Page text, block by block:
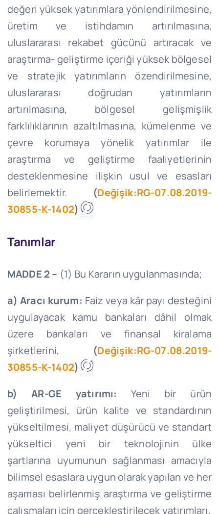
değeri yüksek yatırımlara yönlendirilmesine,
üretim ve istihdamın artırılmasına,
uluslararası rekabet gücünü artıracak ve
araştırma- geliştirme içeriği yüksek bölgesel
ve stratejik yatırımların özendirilmesine,
uluslararası doğrudan yatırımların
artırılmasına, bölgesel gelişmişlik
farklılıklarının azaltılmasına, kümelenme ve
çevre korumaya yönelik yatırımlar ile
araştırma ve geliştirme faaliyetlerinin
desteklenmesine ilişkin usul ve esasları
belirlemektir. (Değişik:RG-07.08.2019-
30855-K-1402)
Tanımlar
MADDE 2 – (1) Bu Kararın uygulanmasında;
a) Aracı kurum: Faiz veya kâr payı desteğini
uygulayacak kamu bankaları dâhil olmak
üzere bankaları ve finansal kiralama
şirketlerini, (Değişik:RG-07.08.2019-
30855-K-1402)
b) AR-GE yatırımı: Yeni bir ürün
geliştirilmesi, ürün kalite ve standardının
yükseltilmesi, maliyet düşürücü ve standart
yükseltici yeni bir teknolojinin ülke
şartlarına uyumunun sağlanması amacıyla
bilimsel esaslara uygun olarak yapılan ve her
aşaması belirlenmiş araştırma ve geliştirme
çalışmaları için gerçekleştirilecek yatırımları,